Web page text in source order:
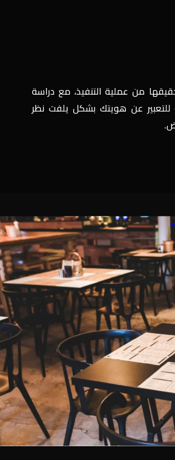
من عملية التنفيذ، مع دراسة
للتعبير عن هويتك بشكل يلفت نظر